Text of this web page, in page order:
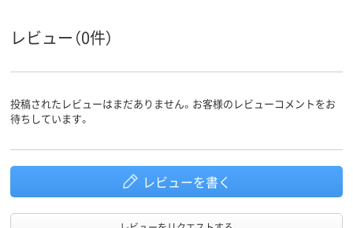
レビュー（0件）
投稿されたレビューはまだありません。お客様のレビューコメントをお
待ちしています。
レビューを書く